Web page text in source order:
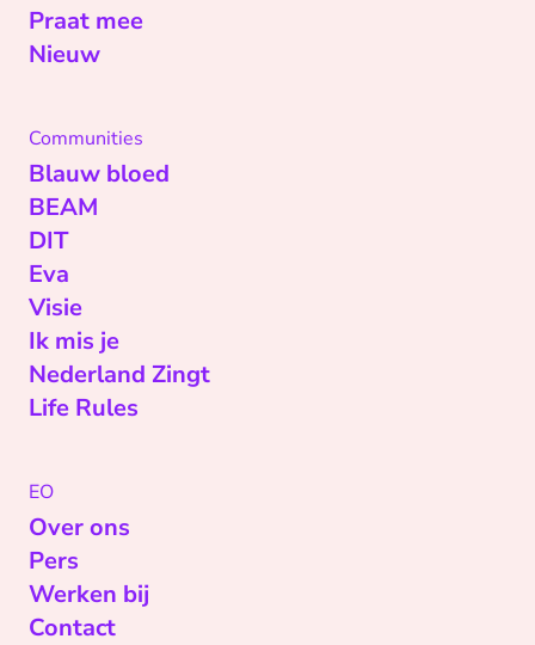
Praat mee
Nieuw
Communities
Blauw bloed
BEAM
DIT
Eva
Visie
Ik mis je
Nederland Zingt
Life Rules
EO
Over ons
Pers
Werken bij
Contact